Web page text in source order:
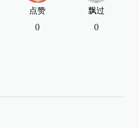
点赞
0
飘过
0